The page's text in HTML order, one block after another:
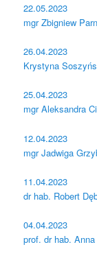
22.05.2023
mgr Zbigniew
26.04.2023
Krystyna
25.04.2023
mgr Aleksandra
12.04.2023
mgr Jadwiga
11.04.2023
dr hab. Robert
04.04.2023
prof. dr hab.